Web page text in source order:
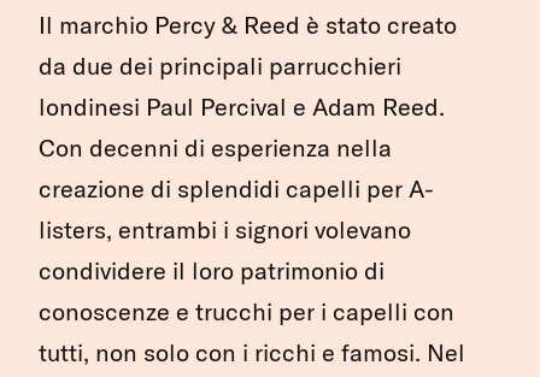
Il marchio Percy & Reed è stato creato
da due dei principali parrucchieri
londinesi Paul Percival e Adam Reed.
Con decenni di esperienza nella
creazione di splendidi capelli per A-
listers, entrambi i signori volevano
condividere il loro patrimonio di
conoscenze e trucchi per i capelli con
tutti, non solo con i ricchi e famosi. Nel